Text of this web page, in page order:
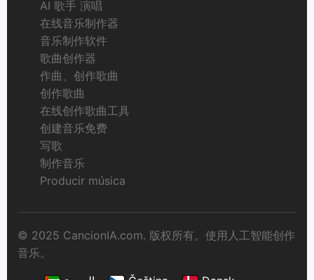
AI 歌手 演唱
在线音乐制作器
音乐制作软件
歌曲创作器
作曲、创作歌曲
创作歌曲
在线创作歌曲工具
创建音乐免费
写歌
制作音乐
Producir música
© 2025 CancionIA.com. 版权所有。使用人工智能创作
音乐。